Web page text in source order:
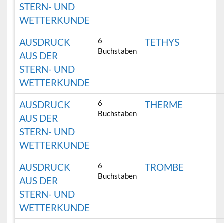
STERN- UND
WETTERKUNDE
AUSDRUCK
AUS DER
STERN- UND
WETTERKUNDE
6
Buchstaben
TETHYS
AUSDRUCK
AUS DER
STERN- UND
WETTERKUNDE
6
Buchstaben
THERME
AUSDRUCK
AUS DER
STERN- UND
WETTERKUNDE
6
Buchstaben
TROMBE